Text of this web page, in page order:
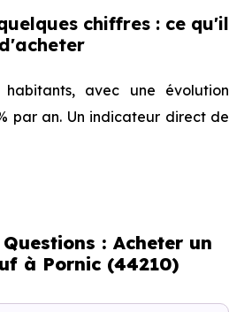
chiffres : ce qu'il
avec une évolution
par an. Un indicateur direct de
directement sur la
et les typologies de biens les
: Acheter un
à Pornic (44210)